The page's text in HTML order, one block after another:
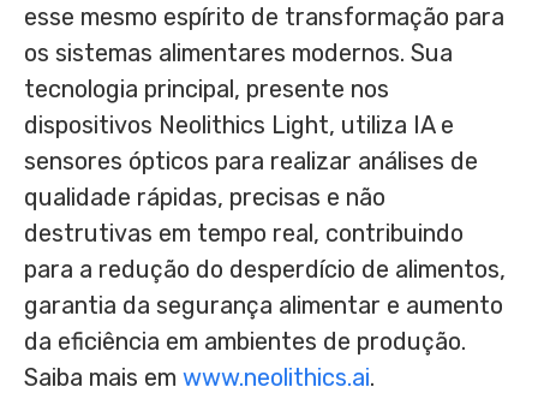
esse mesmo espírito de transformação para
os sistemas alimentares modernos. Sua
tecnologia principal, presente nos
dispositivos Neolithics Light, utiliza IA e
sensores ópticos para realizar análises de
qualidade rápidas, precisas e não
destrutivas em tempo real, contribuindo
para a redução do desperdício de alimentos,
garantia da segurança alimentar e aumento
da eficiência em ambientes de produção.
Saiba mais em www.neolithics.ai.